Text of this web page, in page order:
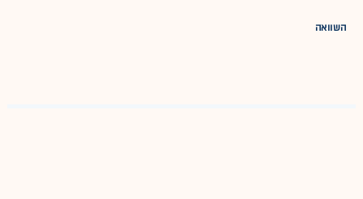
השוואה